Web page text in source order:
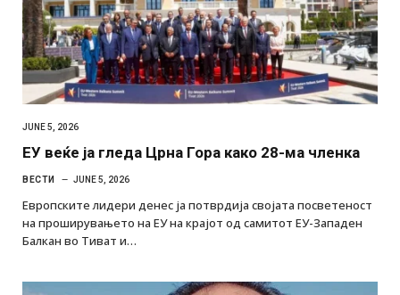
JUNE 5, 2026
ЕУ веќе ја гледа Црна Гора како 28-ма членка
ВЕСТИ JUNE 5, 2026
Европските лидери денес ја потврдија својата посветеност
на проширувањето на ЕУ на крајот од самитот ЕУ-Западен
Балкан во Тиват и…